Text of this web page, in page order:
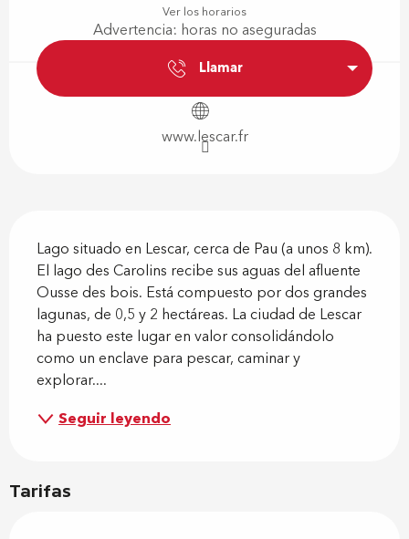
Ver los horarios
Advertencia: horas no aseguradas
Llamar
www.lescar.fr
Lago situado en Lescar, cerca de Pau (a unos 8 km).
El lago des Carolins recibe sus aguas del afluente
Ousse des bois. Está compuesto por dos grandes
lagunas, de 0,5 y 2 hectáreas. La ciudad de Lescar
ha puesto este lugar en valor consolidándolo
como un enclave para pescar, caminar y
explorar....
Seguir leyendo
Tarifas